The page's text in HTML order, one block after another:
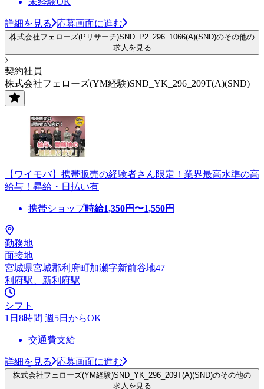
詳細を見る 応募画面に進む
株式会社フェローズ(Pリサーチ)SND_P2_296_1066(A)(SND)のその他の
求人を見る
契約社員
株式会社フェローズ(YM経験)SND_YK_296_209T(A)(SND)
【ワイモバ】携帯販売の経験者さん限定！業界最高水準の高
給与！昇給・日払い有
携帯ショップ時給1,350円〜1,550円
勤務地
面接地
宮城県宮城郡利府町加瀬字新前谷地47
利府駅、新利府駅
シフト
1日8時間 週5日からOK
交通費支給
詳細を見る 応募画面に進む
株式会社フェローズ(YM経験)SND_YK_296_209T(A)(SND)のその他の
求人を見る